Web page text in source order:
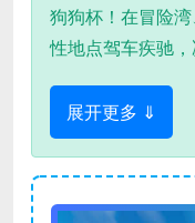
狗狗杯！在冒险
性地点驾车疾驰，
展开更多 ⇓